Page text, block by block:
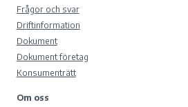
Frågor och svar
Driftinformation
Dokument
Dokument företag
Konsumenträtt
Om oss